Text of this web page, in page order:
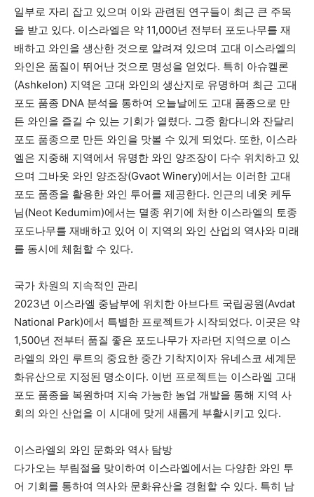
일부로 자리 잡고 있으며 이와 관련된 연구들이 최근 큰 주목
을 받고 있다. 이스라엘은 약 11,000년 전부터 포도나무를 재
배하고 와인을 생산한 것으로 알려져 있으며 고대 이스라엘의
와인은 품질이 뛰어난 것으로 명성을 얻었다. 특히 아슈켈론
(Ashkelon) 지역은 고대 와인의 생산지로 유명하며 최근 고대
포도 품종 DNA 분석을 통하여 오늘날에도 고대 품종으로 만
든 와인을 즐길 수 있는 기회가 열렸다. 그중 함다니와 잔달리
포도 품종으로 만든 와인을 맛볼 수 있게 되었다. 또한, 이스라
엘은 지중해 지역에서 유명한 와인 양조장이 다수 위치하고 있
으며 그바옷 와인 양조장(Gvaot Winery)에서는 이러한 고대
포도 품종을 활용한 와인 투어를 제공한다. 인근의 네옷 케두
님(Neot Kedumim)에서는 멸종 위기에 처한 이스라엘의 토종
포도나무를 재배하고 있어 이 지역의 와인 산업의 역사와 미래
를 동시에 체험할 수 있다.
국가 차원의 지속적인 관리
2023년 이스라엘 중남부에 위치한 아브다트 국립공원(Avdat
National Park)에서 특별한 프로젝트가 시작되었다. 이곳은 약
1,500년 전부터 품질 좋은 포도나무가 자라던 지역으로 이스
라엘의 와인 루트의 중요한 중간 기착지이자 유네스코 세계문
화유산으로 지정된 명소이다. 이번 프로젝트는 이스라엘 고대
포도 품종을 복원하며 지속 가능한 농업 개발을 통해 지역 사
회의 와인 산업을 이 시대에 맞게 새롭게 부활시키고 있다.
이스라엘의 와인 문화와 역사 탐방
다가오는 부림절을 맞이하여 이스라엘에서는 다양한 와인 투
어 기회를 통하여 역사와 문화유산을 경험할 수 있다. 특히 남